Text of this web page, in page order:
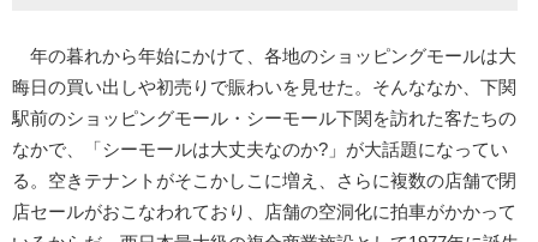
年の暮れから年始にかけて、各地のショッピングモールは大
晦日の買い出しや初売りで賑わいを見せた。そんななか、下関
駅前のショッピングモール・シーモール下関を訪れた客たちの
なかで、「シーモールは大丈夫なのか?」が大話題になってい
る。空きテナントがそこかしこに増え、さらに複数の店舗で閉
店セールがおこなわれており、店舗の空洞化に拍車がかかって